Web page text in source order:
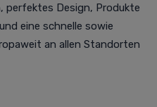
perfektes Design, Produkte
eine schnelle sowie
an allen Standorten